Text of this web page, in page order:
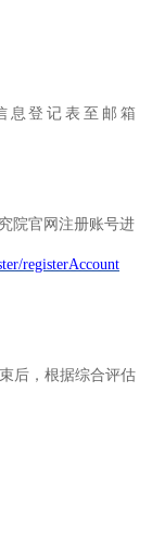
息登记表至邮箱
院官网注册账号进
registerAccount
后，根据综合评估